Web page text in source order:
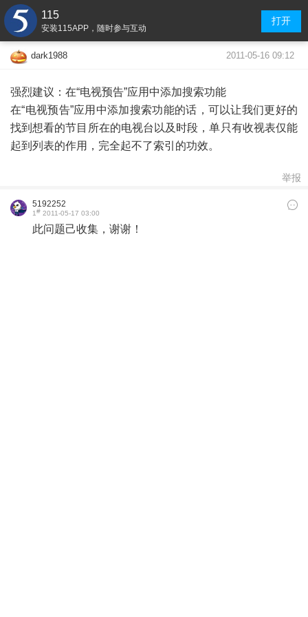
115
安装115APP，随时参与互动
打开
dark1988 2011-05-16 09:12
强烈建议：在“电视预告”应用中添加搜索功能
在“电视预告”应用中添加搜索功能的话，可以让我们更好的
找到想看的节目所在的电视台以及时段，单只有收视表仅能
起到列表的作用，完全起不了索引的功效。
举报
5192252
1# 2011-05-17 03:00
此问题己收集，谢谢！